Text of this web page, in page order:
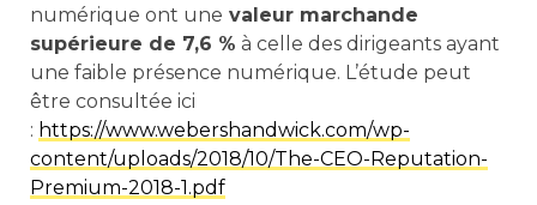
numérique ont une valeur marchande
supérieure de 7,6 % à celle des dirigeants ayant
une faible présence numérique. L’étude peut
être consultée ici
: https://www.webershandwick.com/wp-
content/uploads/2018/10/The-CEO-Reputation-
Premium-2018-1.pdf